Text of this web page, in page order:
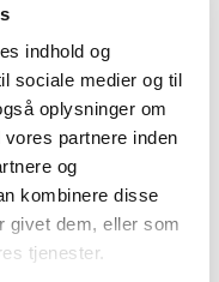
indhold og
sociale medier og til
oplysninger om
partnere inden
og
kombinere disse
givet dem, eller som
tjenester.